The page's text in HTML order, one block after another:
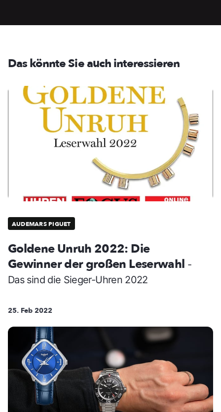
Das könnte Sie auch interessieren
AUDEMARS PIGUET
Goldene Unruh 2022: Die
Gewinner der großen Leserwahl -
Das sind die Sieger-Uhren 2022
25. Feb 2022